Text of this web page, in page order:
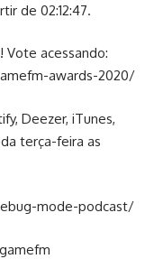
de 02:12:47.
Vote acessando:
awards-2020/
Deezer, iTunes,
terça-feira as
mode-podcast/